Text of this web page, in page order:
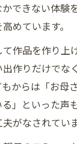
できない体験
めています。
作品を作り上
作りだけでな
からは「お母
」といった声
がなされていま